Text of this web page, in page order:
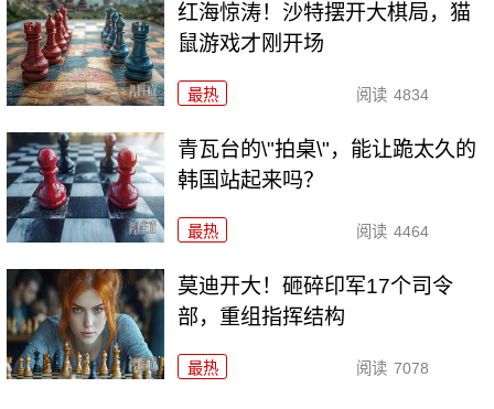
红海惊涛！沙特摆开大棋局，猫
鼠游戏才刚开场
最热 阅读 4834
青瓦台的\"拍桌\"，能让跪太久的
韩国站起来吗？
最热 阅读 4464
莫迪开大！砸碎印军17个司令
部，重组指挥结构
最热 阅读 7078